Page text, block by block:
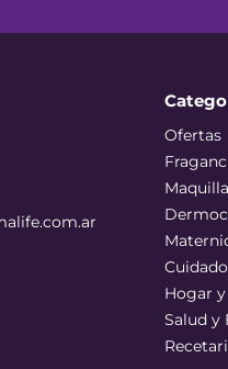
Ofertas
Hogar
Salud y